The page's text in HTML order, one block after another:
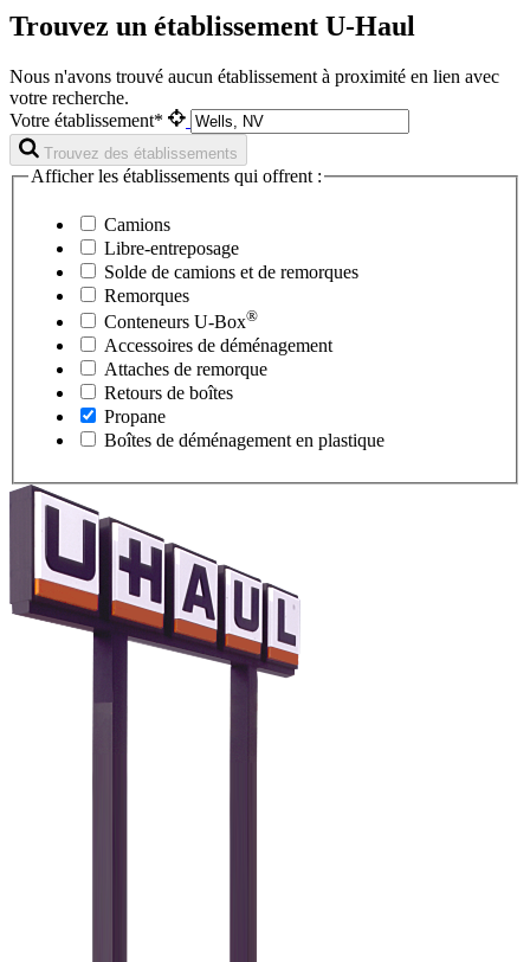
Trouvez un établissement U-Haul
Nous n'avons trouvé aucun établissement à proximité en lien avec
votre recherche.
Votre établissement*
Trouvez des établissements
Afficher les établissements qui offrent :
Camions
Libre-entreposage
Solde de camions et de remorques
Remorques
Conteneurs U-Box®
Accessoires de déménagement
Attaches de remorque
Retours de boîtes
Propane
Boîtes de déménagement en plastique